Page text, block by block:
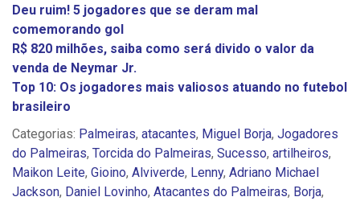
Deu ruim! 5 jogadores que se deram mal
comemorando gol
R$ 820 milhões, saiba como será divido o valor da
venda de Neymar Jr.
Top 10: Os jogadores mais valiosos atuando no futebol
brasileiro
Categorias: Palmeiras, atacantes, Miguel Borja, Jogadores
do Palmeiras, Torcida do Palmeiras, Sucesso, artilheiros,
Maikon Leite, Gioino, Alviverde, Lenny, Adriano Michael
Jackson, Daniel Lovinho, Atacantes do Palmeiras, Borja,